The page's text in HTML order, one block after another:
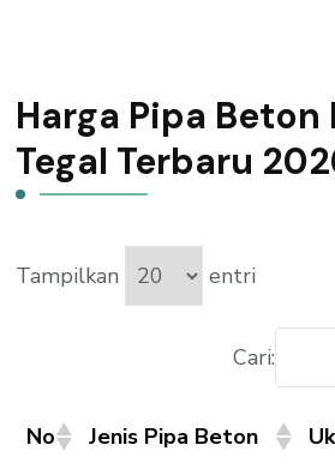
Harga Pipa Beton
Tegal Terbaru
Tampilkan entri
Cari:
No Jenis Pipa Beton